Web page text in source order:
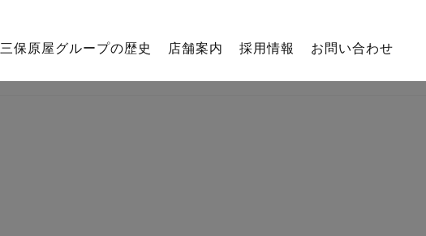
三保原屋グループの歴史 店舗案内 採用情報 お問い合わせ